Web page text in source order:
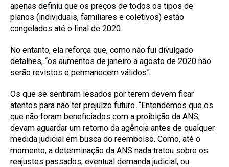
apenas definiu que os preços de todos os tipos de
planos (individuais, familiares e coletivos) estão
congelados até o final de 2020.
No entanto, ela reforça que, como não fui divulgado
detalhes, “os aumentos de janeiro a agosto de 2020 não
serão revistos e permanecem válidos”.
Os que se sentiram lesados por terem devem ficar
atentos para não ter prejuízo futuro. “Entendemos que os
que não foram beneficiados com a proibição da ANS,
devam aguardar um retorno da agência antes de qualquer
medida judicial em busca do reembolso. Como, até o
momento, a determinação da ANS nada tratou sobre os
reajustes passados, eventual demanda judicial, ou